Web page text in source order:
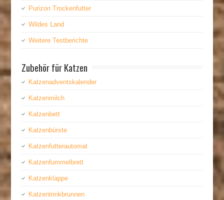
Purizon Trockenfutter
Wildes Land
Weitere Testberichte
Zubehör für Katzen
Katzenadventskalender
Katzenmilch
Katzenbett
Katzenbürste
Katzenfutterautomat
Katzenfummelbrett
Katzenklappe
Katzentrinkbrunnen